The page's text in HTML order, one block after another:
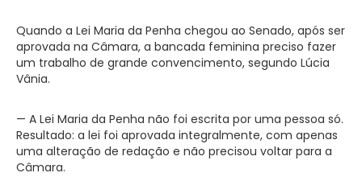
Quando a Lei Maria da Penha chegou ao Senado, após ser
aprovada na Câmara, a bancada feminina preciso fazer
um trabalho de grande convencimento, segundo Lúcia
Vânia.
— A Lei Maria da Penha não foi escrita por uma pessoa só.
Resultado: a lei foi aprovada integralmente, com apenas
uma alteração de redação e não precisou voltar para a
Câmara.